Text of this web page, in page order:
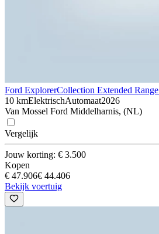
Ford ExplorerCollection Extended
10 kmElektrischAutomaat2026
Van Mossel Ford Middelharnis, (NL)
Vergelijk
Jouw korting: € 3.500
Kopen
€ 47.906€ 44.406
Bekijk voertuig